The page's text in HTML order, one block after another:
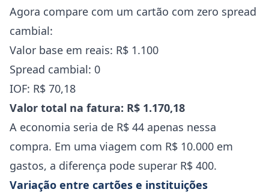
Agora compare com um cartão com zero spread
cambial:
Valor base em reais: R$ 1.100
Spread cambial: 0
IOF: R$ 70,18
Valor total na fatura: R$ 1.170,18
A economia seria de R$ 44 apenas nessa
compra. Em uma viagem com R$ 10.000 em
gastos, a diferença pode superar R$ 400.
Variação entre cartões e instituições